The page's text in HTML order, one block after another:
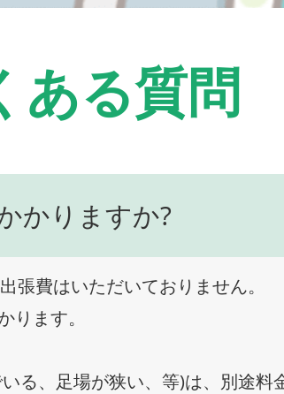
ある質問
かりますか?
張費はいただいておりません。
ます。
る、足場が狭い、等)は、別途料